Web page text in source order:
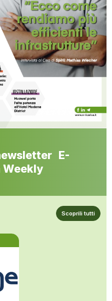
E-
Weekly
Scoprili tutti